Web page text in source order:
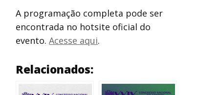
A programação completa pode ser
encontrada no hotsite oficial do
evento.Acesse aqui.
Relacionados: